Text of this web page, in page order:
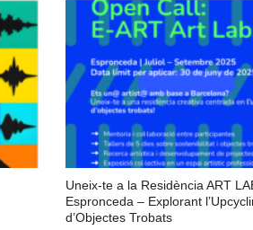
Uneix-te a la Residència ART
Espronceda – Explorant
d’Objectes Trobats